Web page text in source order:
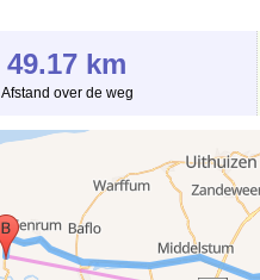
49.17 km
Afstand over de weg